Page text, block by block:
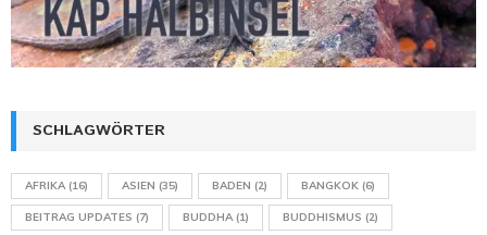
SCHLAGWÖRTER
AFRIKA(16) ASIEN (35) BADEN (2) BANGKOK (6)
BEITRAG UPDATES (7) BUDDHA(1) BUDDHISMUS (2)